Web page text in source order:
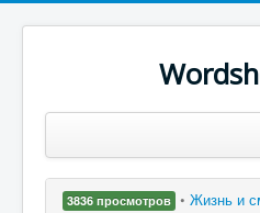
3836 просмотров • Жизнь и